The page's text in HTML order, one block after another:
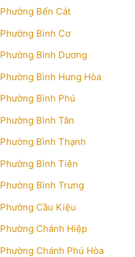
Phường Bến Cát
Phường Bình Cơ
Phường Bình Dương
Phường Bình Hưng Hòa
Phường Bình Phú
Phường Bình Tân
Phường Bình Thạnh
Phường Bình Tiên
Phường Bình Trưng
Phường Cầu Kiệu
Phường Chánh Hiệp
Phường Chánh Phú Hòa